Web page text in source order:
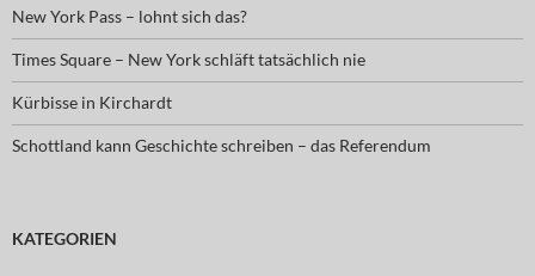
New York Pass – lohnt sich das?
Times Square – New York schläft tatsächlich nie
Kürbisse in Kirchardt
Schottland kann Geschichte schreiben – das Referendum
KATEGORIEN